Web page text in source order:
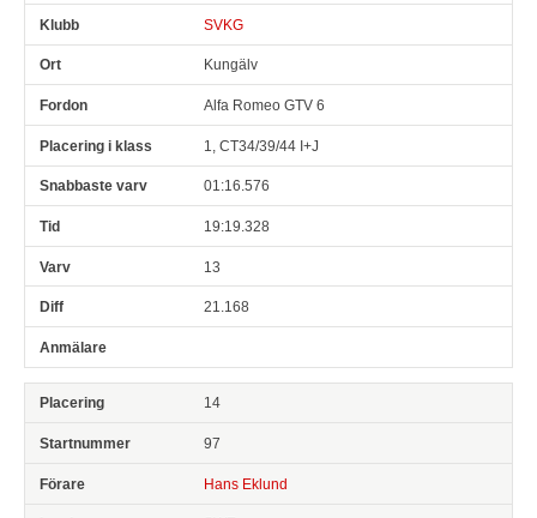
SVKG
Kungälv
Alfa Romeo GTV 6
1, CT34/39/44 I+J
01:16.576
19:19.328
13
21.168
14
97
Hans Eklund